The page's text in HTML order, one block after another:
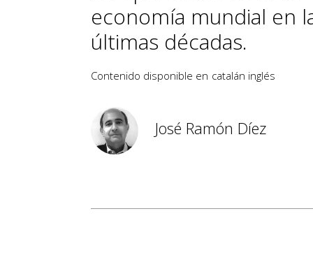
economía mundial en
últimas décadas.
Contenido disponible en catalán inglés
José Ramón Díez